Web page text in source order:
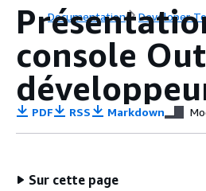
Documentation Developer
console
PDF RSS Markdown
Sur cette page